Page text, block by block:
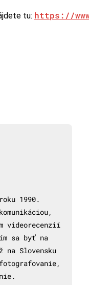
tu: https://
1990.
videorecenzií
sa byť na
Slovensku